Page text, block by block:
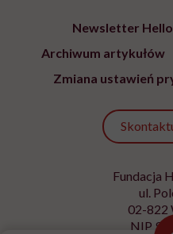
Newsletter
Archiwum artykułów
Zmiana ustawień
Fundacja
ul.
02-822
NIP